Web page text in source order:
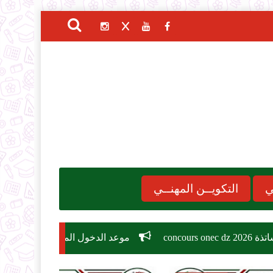
التكويــن المهنــي
موعد الدخول المدرسي 2026-2027 مسابقة توظيف